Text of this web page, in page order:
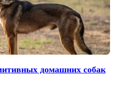
домашних собак